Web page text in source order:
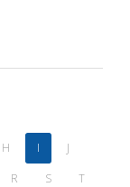
H I
J
R S
T